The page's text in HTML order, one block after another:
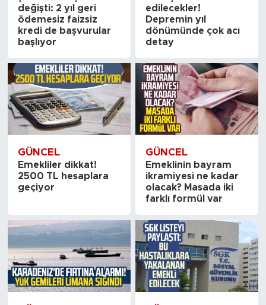
değişti: 2 yıl geri
ödemesiz faizsiz
kredi de başvurular
başlıyor
edilecekler!
Depremin yıl
dönümünde çok acı
detay
GÜNCEL
Emekliler dikkat!
2500 TL hesaplara
geçiyor
GÜNCEL
Emeklinin bayram
ikramiyesi ne kadar
olacak? Masada iki
farklı formül var